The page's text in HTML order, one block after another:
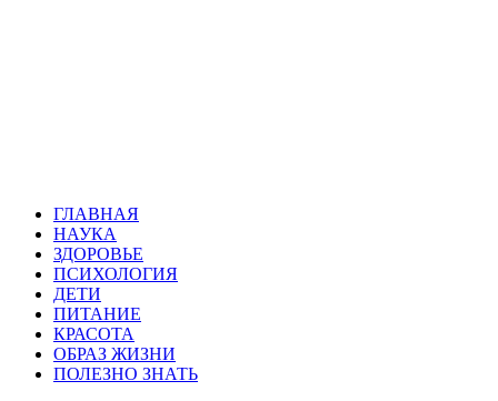
ГЛАВНАЯ
НАУКА
ЗДОРОВЬЕ
ПСИХОЛОГИЯ
ДЕТИ
ПИТАНИЕ
КРАСОТА
ОБРАЗ ЖИЗНИ
ПОЛЕЗНО ЗНАТЬ